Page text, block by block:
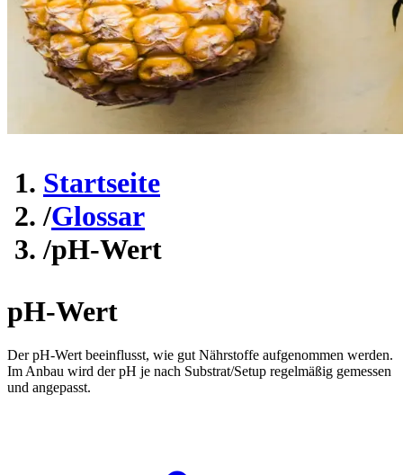
Startseite
/Glossar
/pH-Wert
pH-Wert
Der pH-Wert beeinflusst, wie gut Nährstoffe aufgenommen werden.
Im Anbau wird der pH je nach Substrat/Setup regelmäßig gemessen
und angepasst.